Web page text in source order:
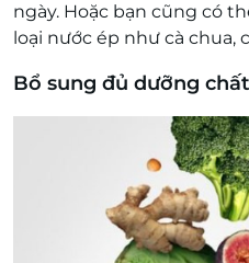
ngày. Hoặc bạn cũng có
loại nước ép như cà chua,
Bổ sung đủ dưỡng